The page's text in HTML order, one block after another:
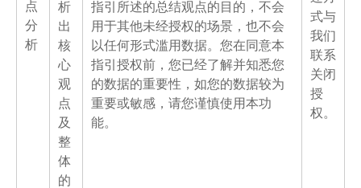
点
分
析
析
出
核
心
观
点
及
整
体
的
指引所述的总结观点的目的，不会
用于其他未经授权的场景，也不会
以任何形式滥用数据。您在同意本
指引授权前，您已经了解并知悉您
的数据的重要性，如您的数据较为
重要或敏感，请您谨慎使用本功
能。
式与
我们
联系
关闭
授
权。